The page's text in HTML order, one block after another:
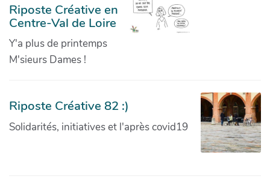
Riposte Créative en
Centre-Val de Loire
Y'a plus de printemps
M'sieurs Dames !
Riposte Créative 82 :)
Solidarités, initiatives et l'après covid19